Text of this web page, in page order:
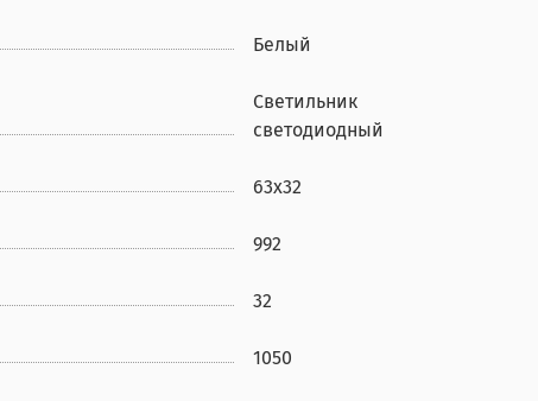
Белый
Светильник
светодиодный
63х32
992
32
1050